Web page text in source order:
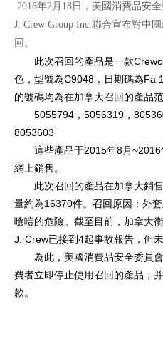
2016年2月18日，美國消費品安
J. Crew Group Inc.聯合宣布對中
回。
此次召回的產品是一款
色，型號為C9048，日期碼為Fa
的號碼均為在加拿大召回的產品范
5055794，5056319，
8053603
這些產品于2015年8月~2016
網上銷售。
此次召回的產品在加拿大銷售
量約為16370件。召回原因：外
嗆噎的危險。截至目前，加拿大
J. Crew已接到4起事故報告，但未
為此，美國消費品安全委員會
費者立即停止使用召回的產品，
款。